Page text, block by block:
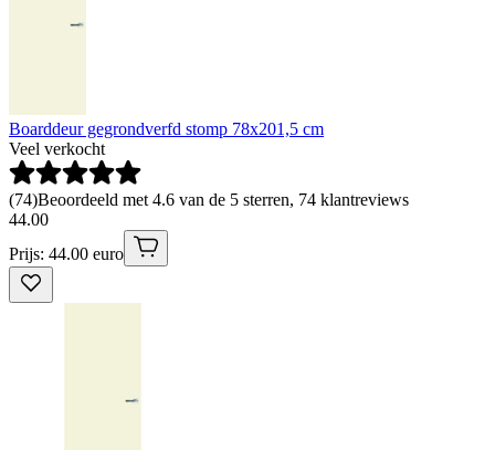
Boarddeur gegrondverfd stomp 78x201,5 cm
Veel verkocht
(74)Beoordeeld met 4.6 van de 5 sterren, 74 klantreviews
44.00
Prijs: 44.00 euro